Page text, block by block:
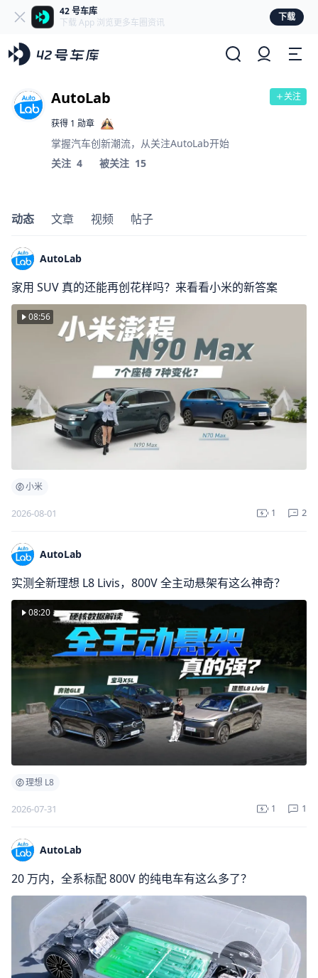
42 号车库
下载 App 浏览更多车圈资讯
下载
AutoLab
获得 1 勋章
掌握汽车创新潮流，从关注AutoLab开始
关注 4 被关注 15
关注
动态 文章 视频 帖子
AutoLab
家用 SUV 真的还能再创花样吗？来看看小米的新答案
08:56
小米
2026-08-01 1 2
AutoLab
实测全新理想 L8 Livis，800V 全主动悬架有这么神奇？
08:20
理想 L8
2026-07-31 1 1
AutoLab
20 万内，全系标配 800V 的纯电车有这么多了？